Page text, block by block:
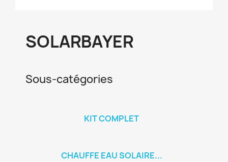
SOLARBAYER
Sous-catégories
KIT COMPLET
CHAUFFE EAU SOLAIRE...